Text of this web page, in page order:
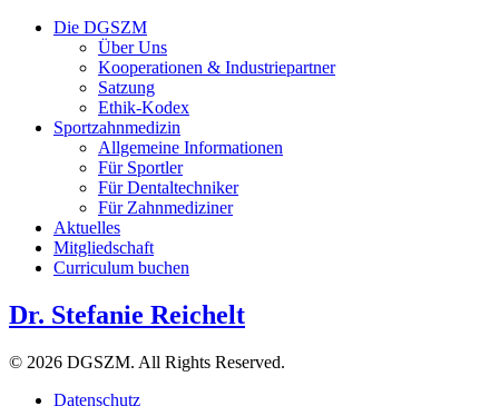
Die DGSZM
Über Uns
Kooperationen & Industriepartner
Satzung
Ethik-Kodex
Sportzahnmedizin
Allgemeine Informationen
Für Sportler
Für Dentaltechniker
Für Zahnmediziner
Aktuelles
Mitgliedschaft
Curriculum buchen
Dr. Stefanie Reichelt
© 2026 DGSZM. All Rights Reserved.
Datenschutz